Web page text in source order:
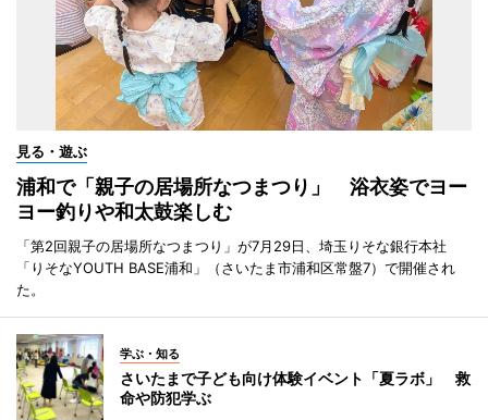
見る・遊ぶ
浦和で「親子の居場所なつまつり」 浴衣姿でヨー
ヨー釣りや和太鼓楽しむ
「第2回親子の居場所なつまつり」が7月29日、埼玉りそな銀行本社
「りそなYOUTH BASE浦和」（さいたま市浦和区常盤7）で開催され
た。
学ぶ・知る
さいたまで子ども向け体験イベント「夏ラボ」 救
命や防犯学ぶ